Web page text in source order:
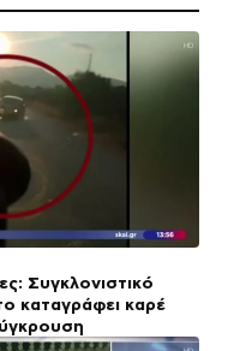
Συγκλονιστικό
καταγράφει καρέ